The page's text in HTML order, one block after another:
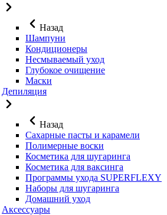
Назад
Шампуни
Кондиционеры
Несмываемый уход
Глубокое очищение
Маски
Депиляция
Назад
Сахарные пасты и карамели
Полимерные воски
Косметика для шугаринга
Косметика для ваксинга
Программы ухода SUPERFLEXY
Наборы для шугаринга
Домашний уход
Аксессуары